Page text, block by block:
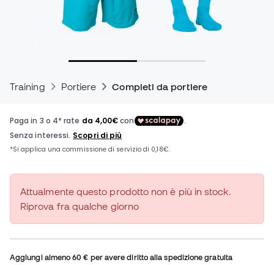
Training Portiere Completi da portiere
Attualmente questo prodotto non è più in stock.
Riprova fra qualche giorno
Aggiungi almeno60 € per avere diritto alla spedizione gratuita